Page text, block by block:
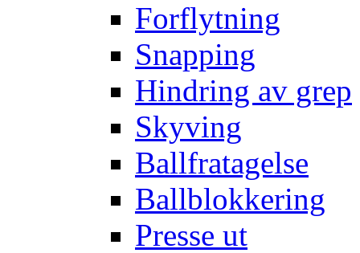
Forflytning
Snapping
Hindring av grep
Skyving
Ballfratagelse
Ballblokkering
Presse ut